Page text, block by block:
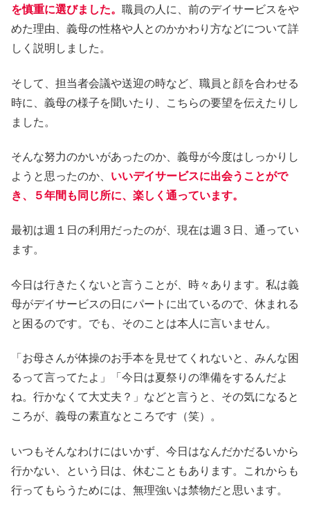
を慎重に選びました。 職員の人に、前のデイサービスをや
めた理由、義母の性格や人とのかかわり方などについて詳
しく説明しました。
そして、担当者会議や送迎の時など、職員と顔を合わせる
時に、義母の様子を聞いたり、こちらの要望を伝えたりし
ました。
そんな努力のかいがあったのか、義母が今度はしっかりし
ようと思ったのか、 いいデイサービスに出会うことがで
き、５年間も同じ所に、楽しく通っています。
最初は週１日の利用だったのが、現在は週３日、通ってい
ます。
今日は行きたくないと言うことが、時々あります。私は義
母がデイサービスの日にパートに出ているので、休まれる
と困るのです。でも、そのことは本人に言いません。
「お母さんが体操のお手本を見せてくれないと、みんな困
るって言ってたよ」「今日は夏祭りの準備をするんだよ
ね。行かなくて大丈夫？」などと言うと、その気になると
ころが、義母の素直なところです（笑）。
いつもそんなわけにはいかず、今日はなんだかだるいから
行かない、という日は、休むこともあります。これからも
行ってもらうためには、無理強いは禁物だと思います。